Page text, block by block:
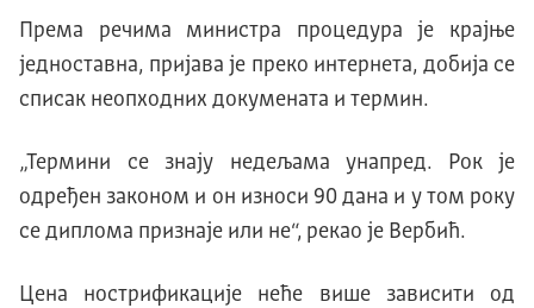
Према речима министра процедура је крајње
једноставна, пријава је преко интернета, добија се
списак неопходних докумената и термин.
„Термини се знају недељама унапред. Рок је
одређен законом и он износи 90 дана и у том року
се диплома признаје или не“, рекао је Вербић.
Цена нострификације неће више зависити од